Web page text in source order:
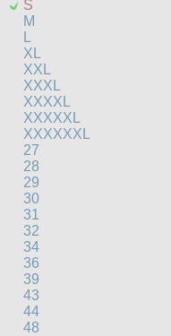
S
M
L
XL
XXL
XXXL
XXXXL
XXXXXL
XXXXXXL
27
28
29
30
31
32
34
36
39
43
44
48